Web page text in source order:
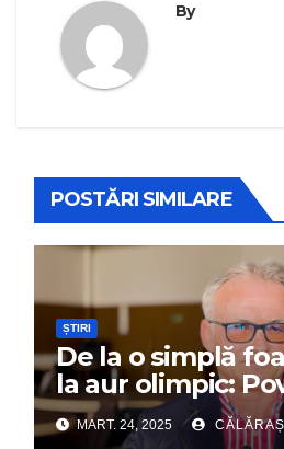
By
POSTĂRI SIMILARE
ȘTIRI
De la o simplă
la aur olimpic:
Dumitru Chirilă
MART. 24, 2025